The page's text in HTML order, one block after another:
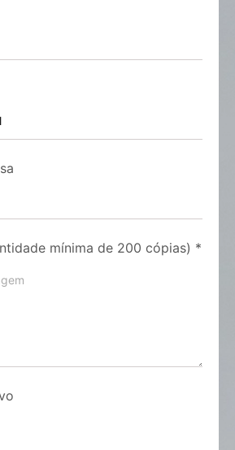
mínima de 200 cópias) *